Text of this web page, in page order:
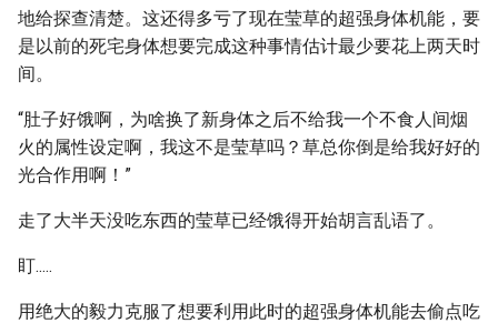
地给探查清楚。这还得多亏了现在莹草的超强身体机能，要
是以前的死宅身体想要完成这种事情估计最少要花上两天时
间。
“肚子好饿啊，为啥换了新身体之后不给我一个不食人间烟
火的属性设定啊，我这不是莹草吗？草总你倒是给我好好的
光合作用啊！”
走了大半天没吃东西的莹草已经饿得开始胡言乱语了。
盯.....
用绝大的毅力克服了想要利用此时的超强身体机能去偷点吃